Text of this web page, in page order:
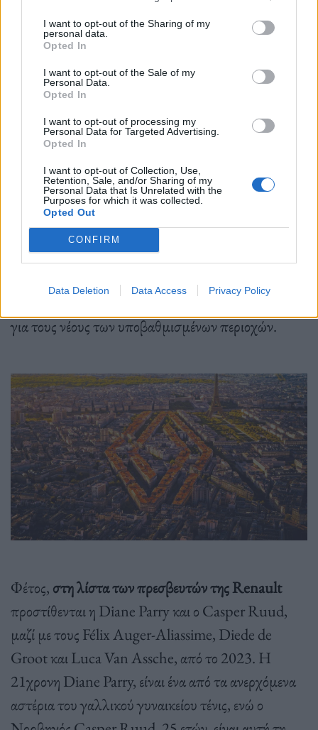
I want to opt-out of the Sharing of my
personal data.
Opted In
I want to opt-out of the Sale of my
Personal Data.
Opted In
I want to opt-out of processing my
Personal Data for Targeted Advertising.
Opted In
I want to opt-out of Collection, Use,
Retention, Sale, and/or Sharing of my
Personal Data that Is Unrelated with the
Purposes for which it was collected.
Opted Out
CONFIRM
Data Deletion Data Access Privacy Policy
Το Give Me 5, που δημιουργήθηκε από τη Renault
το 2022 για να προωθήσει την πρόσβαση σε
αθλητικές δραστηριότητες,
κατασκευή και ανακαίνιση γηπέδων τένις
στη
Γαλλία, τη Βραζιλία και την Αργεντινή. Στη Γαλλία,
η Renault συνεργάστηκε με το “Fête le Mur” μια
ένωση που ιδρύθηκε από τον πρώην τενίστα
Yannick Noah, για να χρηματοδοτήσει τρία νέα
γήπεδα σε μη προνομιούχες γειτονιές στη
Μασσαλία, το Πουατιέ και το Ρουμπέ.
στην ανάπτυξη αυτής της κοινωνικής πρωτοβουλίας
για τους νέους των υποβαθμισμένων περιοχών.
Φέτος, στη λίστα των πρεσβευτών της Renault
προστίθενται η Diane Parry και ο Casper Ruud,
μαζί με τους Félix Auger-Aliassime, Diede de
Groot και Luca Van Assche, από το 2023. Η
21χρονη Diane Parry, είναι ένα από τα ανερχόμενα
αστέρια του γαλλικού γυναικείου τένις, ενώ ο